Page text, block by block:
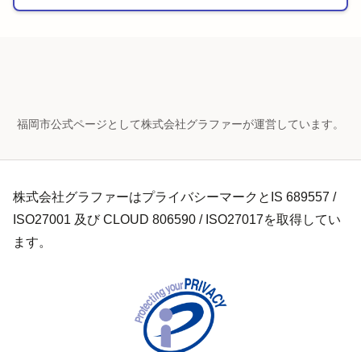
福岡市公式ページとして株式会社グラファーが運営しています。
株式会社グラファーはプライバシーマークとIS 689557 /
ISO27001 及び CLOUD 806590 / ISO27017を取得してい
ます。